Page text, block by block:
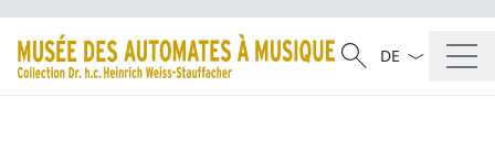
Recherche
Recherche
La langue